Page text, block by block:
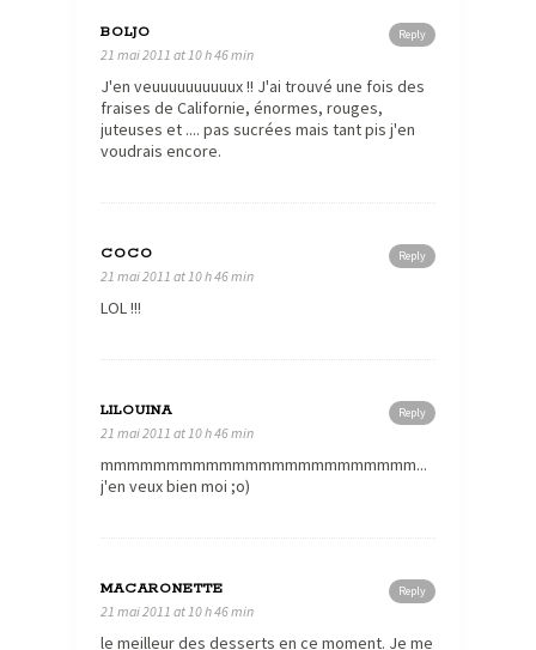
Reply
BOLJO
21 mai 2011 at 10 h 46 min
J'en veuuuuuuuuuux !! J'ai trouvé une fois des
fraises de Californie, énormes, rouges,
juteuses et .... pas sucrées mais tant pis j'en
voudrais encore.
Reply
COCO
21 mai 2011 at 10 h 46 min
LOL !!!
Reply
LILOUINA
21 mai 2011 at 10 h 46 min
mmmmmmmmmmmmmmmmmmmmmmmm...
j'en veux bien moi ;o)
Reply
MACARONETTE
21 mai 2011 at 10 h 46 min
le meilleur des desserts en ce moment. Je me